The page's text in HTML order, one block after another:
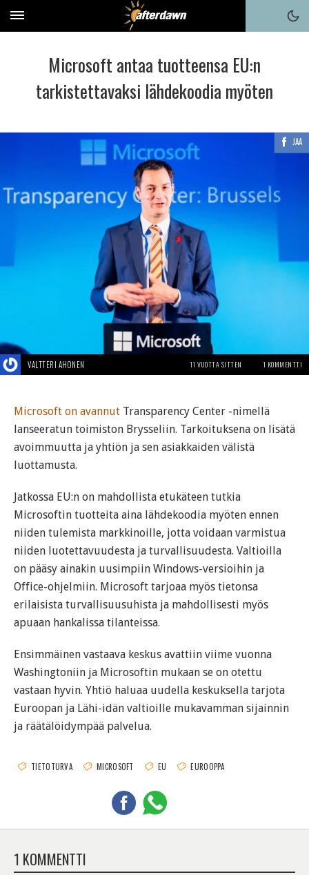
Microsoft antaa tuotteensa EU:n
tarkistettavaksi lähdekoodia myöten
JAA
VALTTERI AHONEN 11 VUOTTA SITTEN 1 KOMMENTTI
Microsoft on avannut Transparency Center -nimellä
lanseeratun toimiston Brysseliin. Tarkoituksena on lisätä
avoimmuutta ja yhtiön ja sen asiakkaiden välistä
luottamusta.
Jatkossa EU:n on mahdollista etukäteen tutkia
Microsoftin tuotteita aina lähdekoodia myöten ennen
niiden tulemista markkinoille, jotta voidaan varmistua
niiden luotettavuudesta ja turvallisuudesta. Valtioilla
on pääsy ainakin uusimpiin Windows-versioihin ja
Office-ohjelmiin. Microsoft tarjoaa myös tietonsa
erilaisista turvallisuusuhista ja mahdollisesti myös
apuaan hankalissa tilanteissa.
Ensimmäinen vastaava keskus avattiin viime vuonna
Washingtoniin ja Microsoftin mukaan se on otettu
vastaan hyvin. Yhtiö haluaa uudella keskuksella tarjota
Euroopan ja Lähi-idän valtioille mukavamman sijainnin
ja räätälöidympää palvelua.
TIETOTURVA MICROSOFT EU EUROOPPA
1 KOMMENTTI